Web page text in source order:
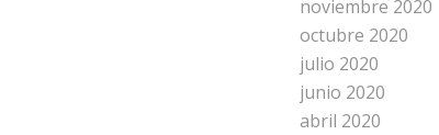
noviembre 2020
octubre 2020
julio 2020
junio 2020
abril 2020